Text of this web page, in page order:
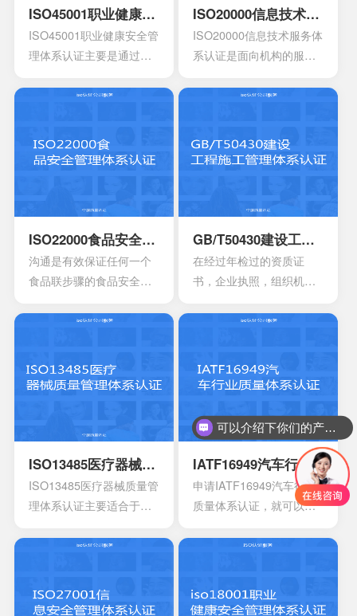
息，还有技术信息等等。
产品标准清单，还有产品
标准清单的法律法规。
活动组织，机构，程序以
及职责等等，会分成4个部
分以及十七大要素。
ISO45001职业健康安全管理体系认证
ISO45001职业健康安全管
理体系认证主要是通过专
法规的鉴定，能够有效寻
作环境里面的危险源。针
对一些不容许出现的风险
的计划，定期检查评估职
业安全的计划或者是规
定。另外还需要有效创建
包含一系列因素的管理体
沟通应急准备组织结构以
全。
ISO20000信息技术服务体系认证
ISO20000信息技术服务体
系认证是面向机构的服务
为了有效提供建立实施监
系模型。这是当前在金融
机构，高科技产业，还有
的it管理者会拥有着参考的
框架，能够达到管理it服务
的效果，可以通过认证的
方式来表达。其实这一次
样的方面来有效介绍准备
程中所不可以缺少的，但
是因为组织的架构和管理
的基础有所区别，所以可
能也会存在一定的差异
ISO22000食品安全管理体系认证
沟通是有效保证任何一个
食品联步骤的食品安全危
认。其中会包含食品中上
全体系，是有效建立架构
还能够有效达到危害控制
的作用，在目前的食品行
业早已得到广泛的认可，
可以有效用来确定所选择
期要求来进行联合的控
GB/T50430建设工程施工管理体系认证
在经过年检过的资质证
书，企业执照，组织机构
非常的重要，因为会形成
阶段就能够自行的完成，
构去协助。体系的文件，
其中也会包含三大体系的
手册，其中会包含各种操
作指南，记录文件，还有
规章制度，尽量要选择一
ISO13485医疗器械质量管理体系认证
ISO13485医疗器械质量管
理体系认证主要适合于目
装以及相应的服务设计，
是组合使用，都必须要符
IATF16949汽车行业质量体系认证
申请IATF16949汽车行业
质量体系认证，就可以有
能够有效帮助企业第一时
市场空间。当企业在市场
可以介绍下你们的产品么？
你们是怎么收费的呢？